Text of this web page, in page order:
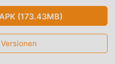
(173.43MB)